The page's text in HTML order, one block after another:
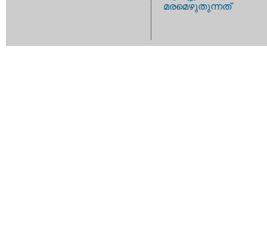
മരമെഴുതുന്നത്